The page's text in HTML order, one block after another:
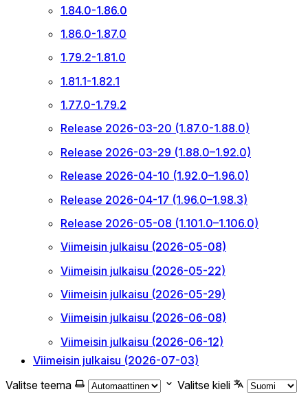
1.84.0-1.86.0
1.86.0-1.87.0
1.79.2-1.81.0
1.81.1-1.82.1
1.77.0-1.79.2
Release 2026-03-20 (1.87.0-1.88.0)
Release 2026-03-29 (1.88.0–1.92.0)
Release 2026-04-10 (1.92.0–1.96.0)
Release 2026-04-17 (1.96.0–1.98.3)
Release 2026-05-08 (1.101.0–1.106.0)
Viimeisin julkaisu (2026-05-08)
Viimeisin julkaisu (2026-05-22)
Viimeisin julkaisu (2026-05-29)
Viimeisin julkaisu (2026-06-08)
Viimeisin julkaisu (2026-06-12)
Viimeisin julkaisu (2026-07-03)
Valitse teema
Valitse kieli